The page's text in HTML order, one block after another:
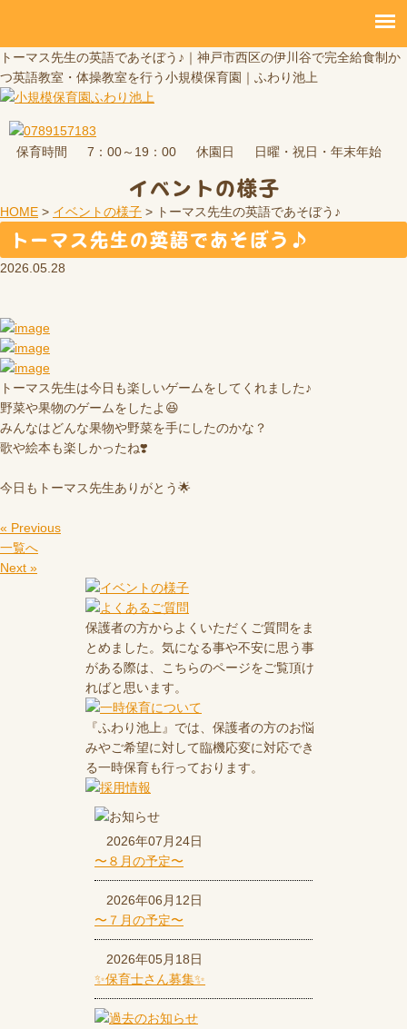
トーマス先生の英語であそぼう♪｜神戸市西区の伊川谷で完全給食制か
つ英語教室・体操教室を行う小規模保育園｜ふわり池上
保育時間 7：00～19：00 休園日 日曜・祝日・年末年始
イベントの様子
HOME > イベントの様子 > トーマス先生の英語であそぼう♪
トーマス先生の英語であそぼう♪
2026.05.28
トーマス先生は今日も楽しいゲームをしてくれました♪
野菜や果物のゲームをしたよ😆
みんなはどんな果物や野菜を手にしたのかな？
歌や絵本も楽しかったね❣️
今日もトーマス先生ありがとう🌟
« Previous
一覧へ
Next »
保護者の方からよくいただくご質問をま
とめました。気になる事や不安に思う事
がある際は、こちらのページをご覧頂け
ればと思います。
『ふわり池上』では、保護者の方のお悩
みやご希望に対して臨機応変に対応でき
る一時保育も行っております。
2026年07月24日
〜８月の予定〜
2026年06月12日
〜７月の予定〜
2026年05月18日
✨保育士さん募集✨